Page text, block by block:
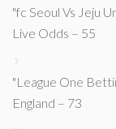
"fc Seoul Vs Jeju
Live Odds – 55
"League One
England – 73